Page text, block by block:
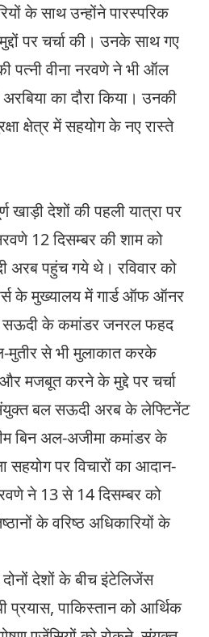
के साथ उन्होंने ​​पारस्परिक
पर चर्चा की। उनके साथ गए​
पत्नी वीना नरवणे ने भी ऑल
का दौरा किया।​​ ​उनकी​
क्षेत्र में सहयोग के नए रास्ते
​​खाड़ी देशों की पहली यात्रा ​पर
​12 दिसम्बर की शाम को
अरब पहुंच गये थे। ​​रविवार को
के मुख्यालय में गार्ड ऑफ ऑनर
सऊदी के कमांडर जनरल फहद
मुतीर से भी मुलाकात ​करके
और मजबूत कर​ने के मुद्दे पर चर्चा
बल ​​​​सऊदी अरब के लेफ्टिनेंट
बिन अल-अजीमा कमांडर के
सहयोग पर विचारों का आदान-
​ने ​13 से 14 दिसम्बर ​को
के वरिष्ठ अधिकारियों के
देशों के बीच इंटेलिजेंस
प्रयास, पाकिस्तान को आर्थिक